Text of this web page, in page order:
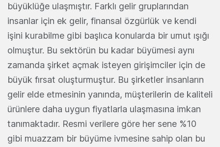
büyüklüğe ulaşmıştır. Farklı gelir gruplarından
insanlar için ek gelir, finansal özgürlük ve kendi
işini kurabilme gibi başlıca konularda bir umut ışığı
olmuştur. Bu sektörün bu kadar büyümesi aynı
zamanda şirket açmak isteyen girişimciler için de
büyük fırsat oluşturmuştur. Bu şirketler insanların
gelir elde etmesinin yanında, müşterilerin de kaliteli
ürünlere daha uygun fiyatlarla ulaşmasına imkan
tanımaktadır. Resmi verilere göre her sene %10
gibi muazzam bir büyüme ivmesine sahip olan bu